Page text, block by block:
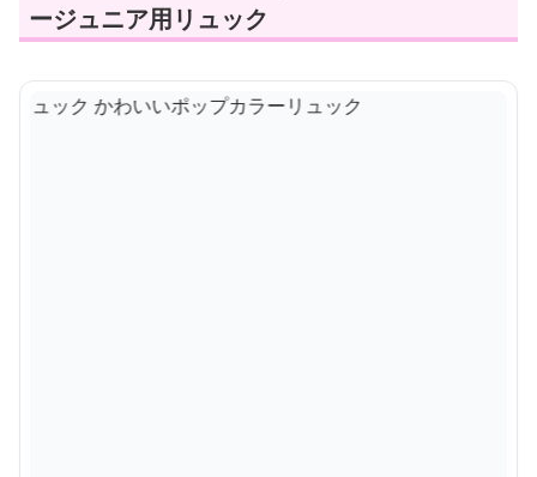
ージュニア用リュック